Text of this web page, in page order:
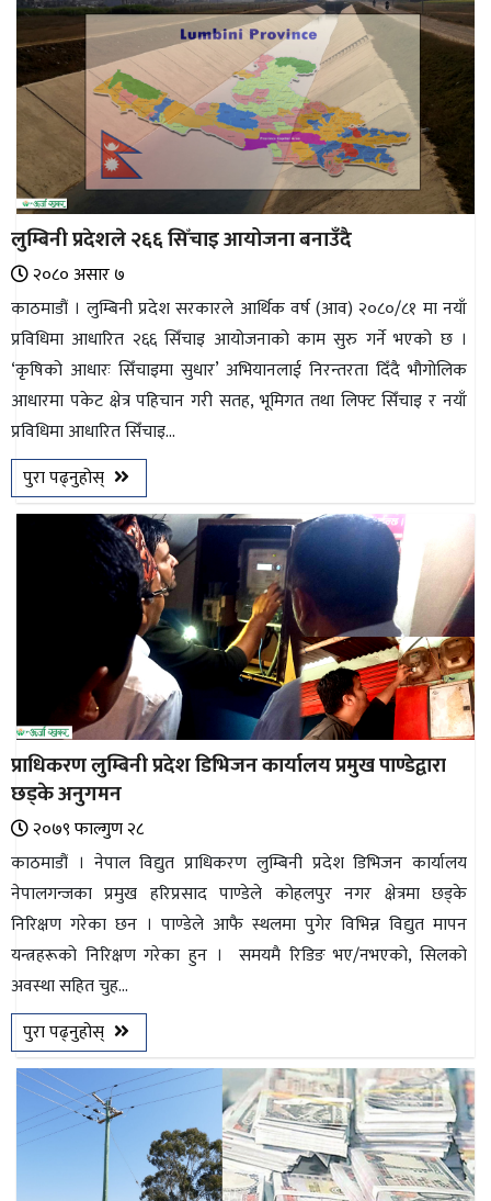
लुम्बिनी प्रदेशले २६६ सिँचाइ आयोजना बनाउँदै
२०८० असार ७
काठमाडौं । लुम्बिनी प्रदेश सरकारले आर्थिक वर्ष (आव) २०८०/८१ मा नयाँ
प्रविधिमा आधारित २६६ सिँचाइ आयोजनाको काम सुरु गर्ने भएको छ ।
‘कृषिको आधारः सिँचाइमा सुधार’ अभियानलाई निरन्तरता दिँदै भौगोलिक
आधारमा पकेट क्षेत्र पहिचान गरी सतह, भूमिगत तथा लिफ्ट सिँचाइ र नयाँ
प्रविधिमा आधारित सिँचाइ...
पुरा पढ्नुहोस्
प्राधिकरण लुम्बिनी प्रदेश डिभिजन कार्यालय प्रमुख पाण्डेद्वारा
छड्के अनुगमन
२०७९ फाल्गुण २८
काठमाडौं । नेपाल विद्युत प्राधिकरण लुम्बिनी प्रदेश डिभिजन कार्यालय
नेपालगन्जका प्रमुख हरिप्रसाद पाण्डेले कोहलपुर नगर क्षेत्रमा छड्के
निरिक्षण गरेका छन । पाण्डेले आफै स्थलमा पुगेर विभिन्न विद्युत मापन
यन्त्रहरूको निरिक्षण गरेका हुन । समयमै रिडिङ भए/नभएको, सिलको
अवस्था सहित चुह...
पुरा पढ्नुहोस्